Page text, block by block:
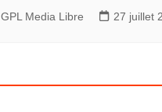
GPL Media Libre 27 juillet